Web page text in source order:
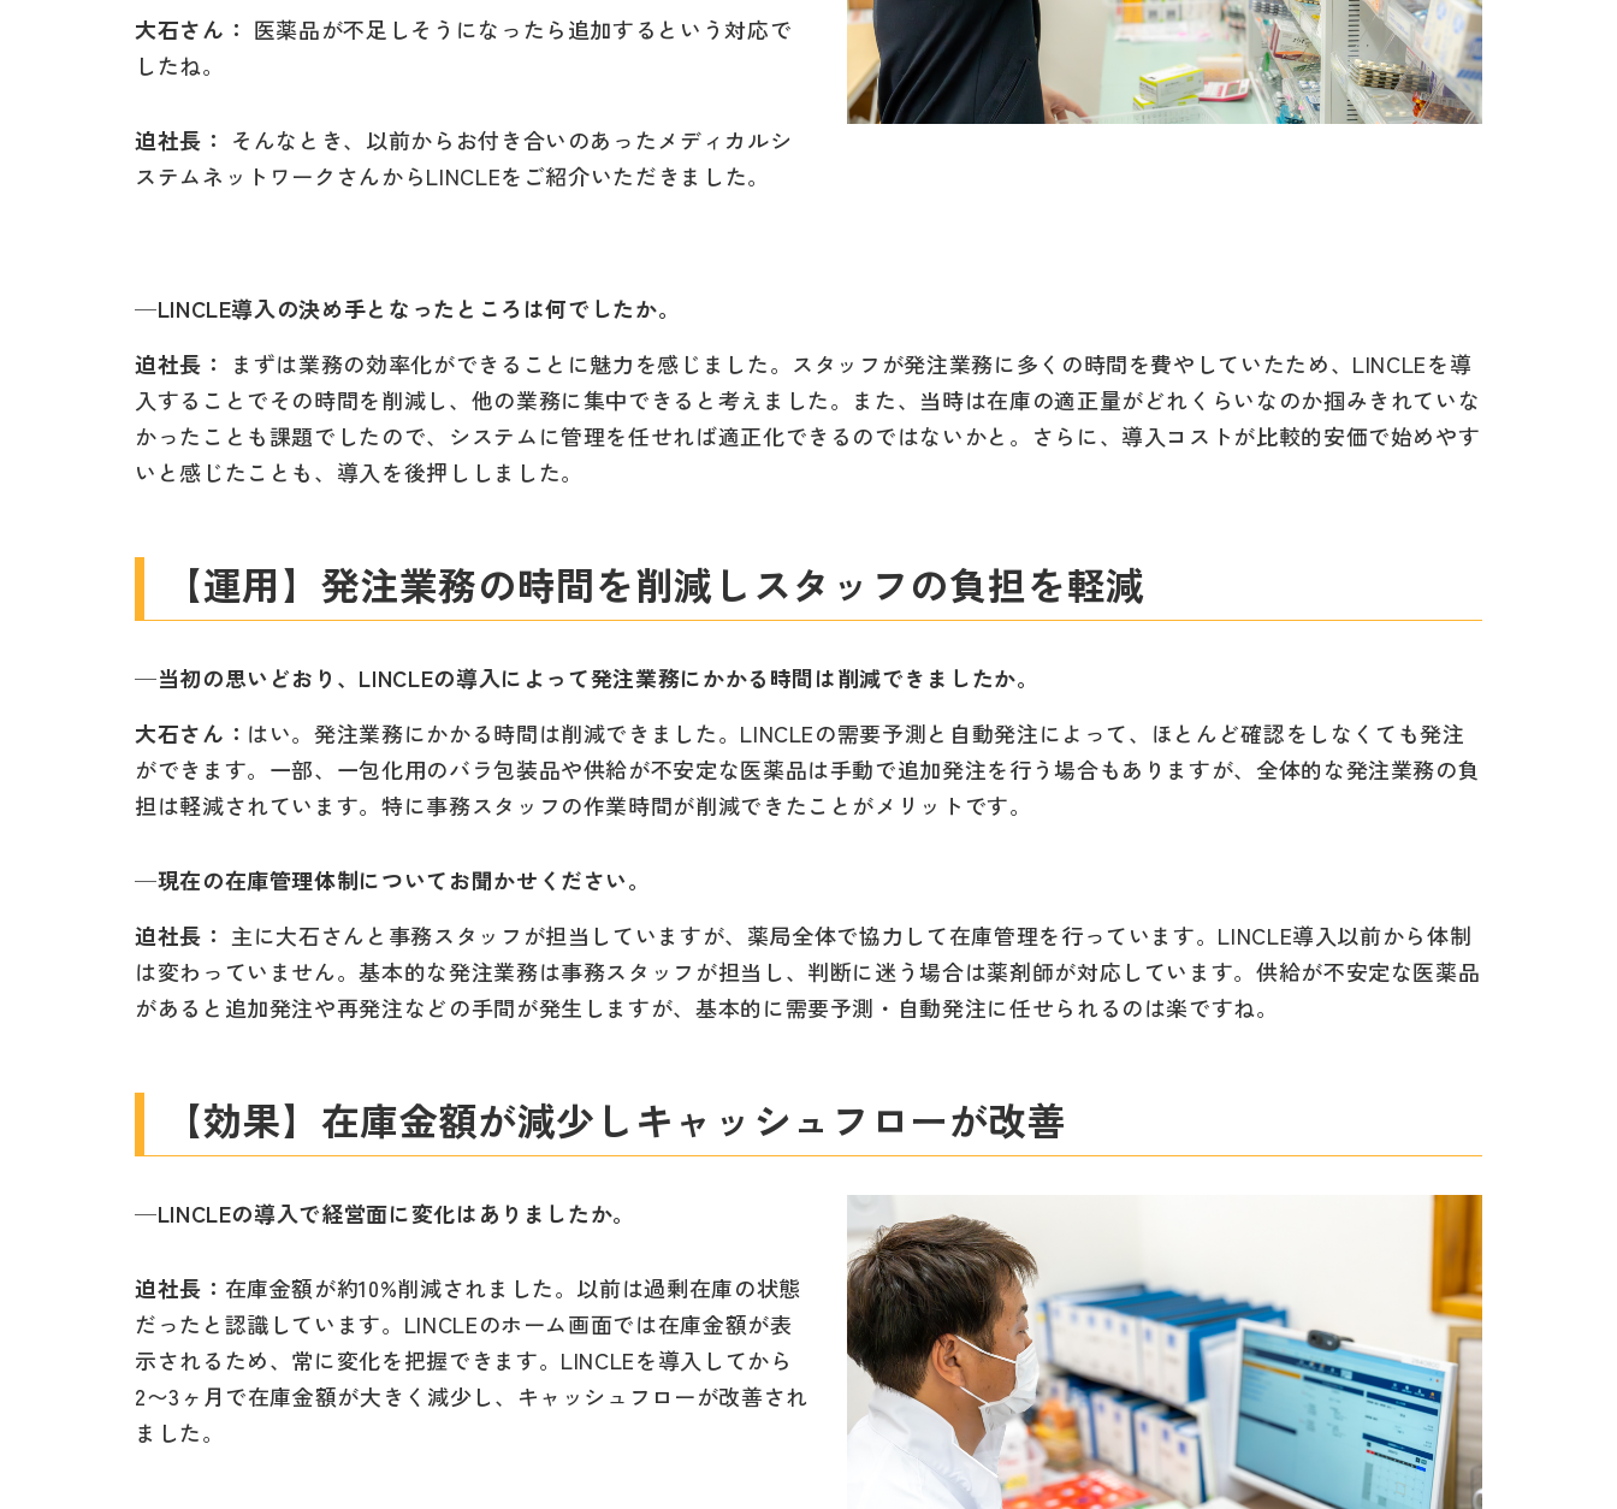
大石さん： 医薬品が不足しそうになったら追加するという対応で
したね。
迫社長： そんなとき、以前からお付き合いのあったメディカルシ
ステムネットワークさんからLINCLEをご紹介いただきました。
─LINCLE導入の決め手となったところは何でしたか。
迫社長：
まずは業務の効率化ができることに魅力を感じました。スタッフが発注業務に多くの時間を費やしていたため、LINCLEを導
入することでその時間を削減し、他の業務に集中できると考えました。また、当時は在庫の適正量がどれくらいなのか掴みきれていな
かったことも課題でしたので、システムに管理を任せれば適正化できるのではないかと。さらに、導入コストが比較的安価で始めやす
いと感じたことも、導入を後押ししました。
【運用】発注業務の時間を削減しスタッフの負担を軽減
─当初の思いどおり、LINCLEの導入によって発注業務にかかる時間は削減できましたか。
大石さん： はい。発注業務にかかる時間は削減できました。LINCLEの需要予測と自動発注によって、ほとんど確認をしなくても発注
ができます。一部、一包化用のバラ包装品や供給が不安定な医薬品は手動で追加発注を行う場合もありますが、全体的な発注業務の負
担は軽減されています。特に事務スタッフの作業時間が削減できたことがメリットです。
─現在の在庫管理体制についてお聞かせください。
迫社長： 主に大石さんと事務スタッフが担当していますが、薬局全体で協力して在庫管理を行っています。LINCLE導入以前から体制
は変わっていません。基本的な発注業務は事務スタッフが担当し、判断に迷う場合は薬剤師が対応しています。供給が不安定な医薬品
があると追加発注や再発注などの手間が発生しますが、基本的に需要予測・自動発注に任せられるのは楽ですね。
【効果】在庫金額が減少しキャッシュフローが改善
─LINCLEの導入で経営面に変化はありましたか。
迫社長： 在庫金額が約10%削減されました。以前は過剰在庫の状態
だったと認識しています。LINCLEのホーム画面では在庫金額が表
示されるため、常に変化を把握できます。LINCLEを導入してから
2〜3ヶ月で在庫金額が大きく減少し、キャッシュフローが改善され
ました。